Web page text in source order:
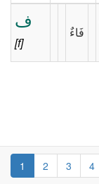
ف
[f]
1 2 3 4